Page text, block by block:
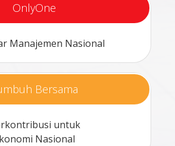
OnlyOne
Manajemen Nasional
Bersama
untuk
Nasional